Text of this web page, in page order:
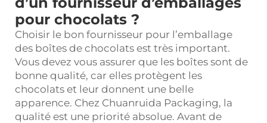
pour chocolats ?
Choisir le bon fournisseur pour l’emballage
des boîtes de chocolats est très important.
Vous devez vous assurer que les boîtes sont de
bonne qualité, car elles protègent les
chocolats et leur donnent une belle
apparence. Chez Chuanruida Packaging, la
qualité est une priorité absolue. Avant de